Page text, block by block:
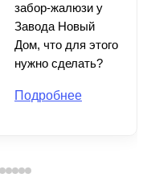
забор-жалюзи у
Завода Новый
Дом, что для этого
нужно сделать?
Подробнее